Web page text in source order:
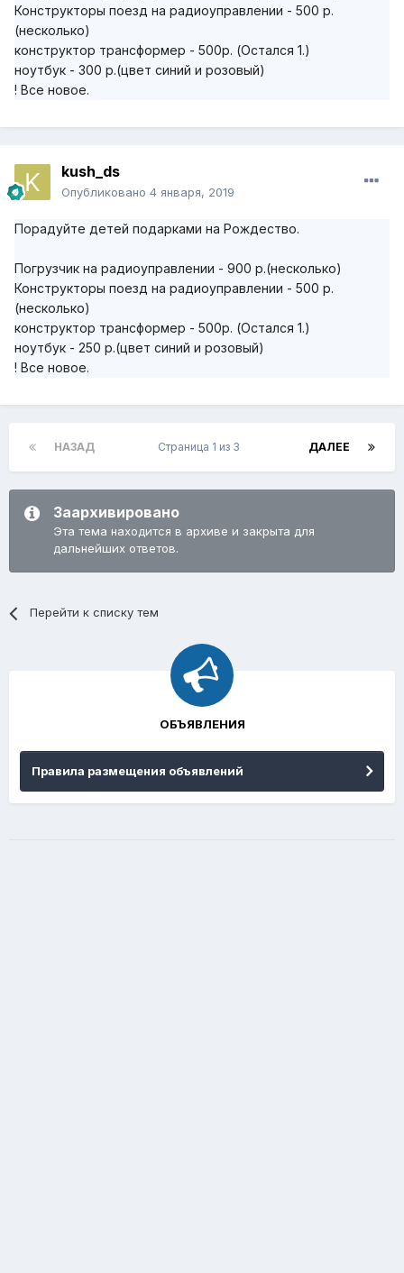
Конструкторы поезд на радиоуправлении - 500 р.
(несколько)
конструктор трансформер - 500р. (Остался 1.)
ноутбук - 300 р.(цвет синий и розовый)
! Все новое.
kush_ds
Опубликовано 4 января, 2019
Порадуйте детей подарками на Рождество.
Погрузчик на радиоуправлении - 900 р.(несколько)
Конструкторы поезд на радиоуправлении - 500 р.
(несколько)
конструктор трансформер - 500р. (Остался 1.)
ноутбук - 250 р.(цвет синий и розовый)
! Все новое.
НАЗАД ДАЛЕЕ
Страница 1 из 3
Заархивировано
Эта тема находится в архиве и закрыта для
дальнейших ответов.
Перейти к списку тем
ОБЪЯВЛЕНИЯ
Правила размещения объявлений